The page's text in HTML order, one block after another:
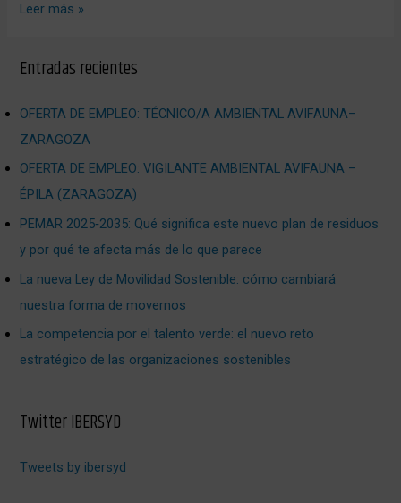
Leer más »
Entradas recientes
OFERTA DE EMPLEO: TÉCNICO/A AMBIENTAL AVIFAUNA–
ZARAGOZA
OFERTA DE EMPLEO: VIGILANTE AMBIENTAL AVIFAUNA –
ÉPILA (ZARAGOZA)
PEMAR 2025‑2035: Qué significa este nuevo plan de residuos
y por qué te afecta más de lo que parece
La nueva Ley de Movilidad Sostenible: cómo cambiará
nuestra forma de movernos
La competencia por el talento verde: el nuevo reto
estratégico de las organizaciones sostenibles
Twitter IBERSYD
Tweets by ibersyd